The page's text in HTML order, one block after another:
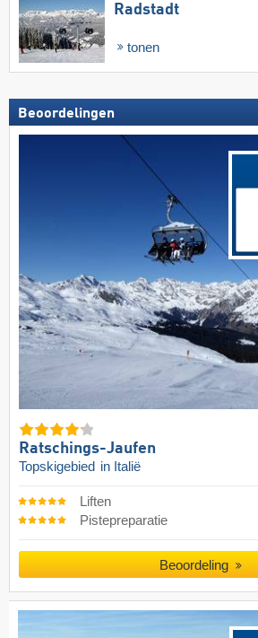
Radstadt
tonen
Beoordelingen
Ratschings-Jaufen
Topskigebied in Italië
Liften
Pistepreparatie
Beoordeling